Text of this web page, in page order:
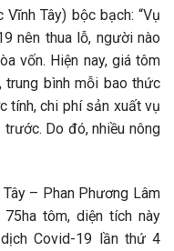
Tây) bộc bạch: “Vụ
nên thua lỗ, người nào
vốn. Hiện nay, giá tôm
bình mỗi bao thức
tính, chi phí sản xuất vụ
Do đó, nhiều nông
– Phan Phương Lâm
tôm, diện tích này
Covid-19 lần thứ 4